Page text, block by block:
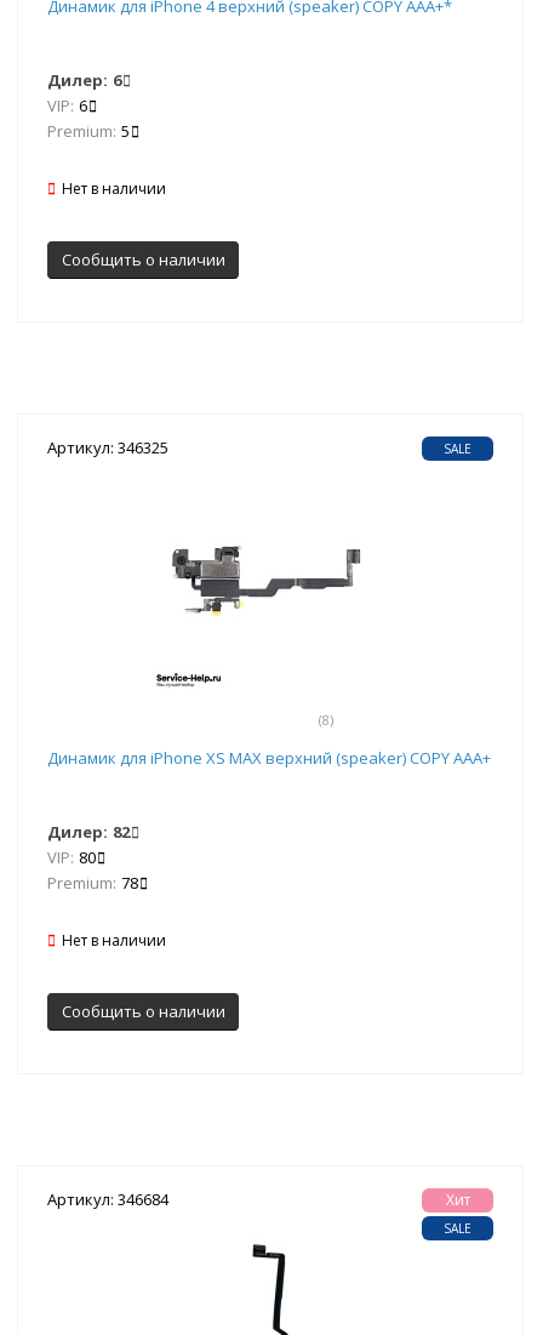
Динамик для iPhone 4 верхний (speaker) COPY AAA+*
Дилер: 6
VIP: 6
Premium: 5
Нет в наличии
Сообщить о наличии
Артикул: 346325
(8)
SALE
Динамик для iPhone ХS MAX верхний (speaker) COPY AAA+
Дилер: 82
VIP: 80
Premium: 78
Нет в наличии
Сообщить о наличии
Артикул: 346684 Хит
SALE